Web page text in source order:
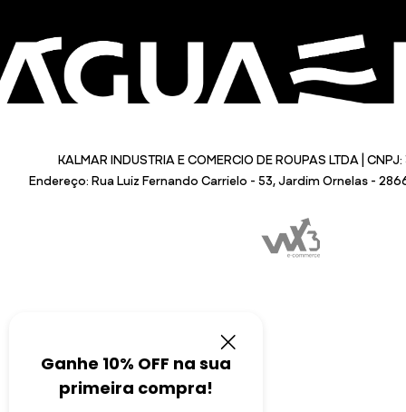
KALMAR INDUSTRIA E COMERCIO DE ROUPAS LTDA |
Endereço: Rua Luiz Fernando Carrielo - 53, Jardim Ornelas -